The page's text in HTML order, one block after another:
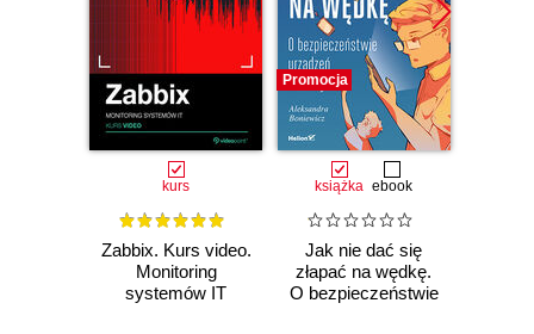
kurs
Zabbix. Kurs video.
Monitoring
systemów IT
Promocja
książka ebook
Jak nie dać się
złapać na wędkę.
O bezpieczeństwie